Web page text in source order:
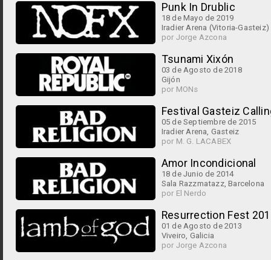
Punk In Drublic
18 de Mayo de 2019
Iradier Arena (Vitoria-Gasteiz)
por Jorge Azcona
Tsunami Xixón
03 de Agosto de 2018
Gijón
por MONs
Festival Gasteiz
05 de Septiembre de 2015
Iradier Arena, Gasteiz
por M. G. LACABEX
Amor Incondicional
18 de Junio de 2014
Sala Razzmatazz, Barcelona
por El Nerdo
Resurrection Fest
01 de Agosto de 2013
Viveiro, Galicia
por Jorge Azcona